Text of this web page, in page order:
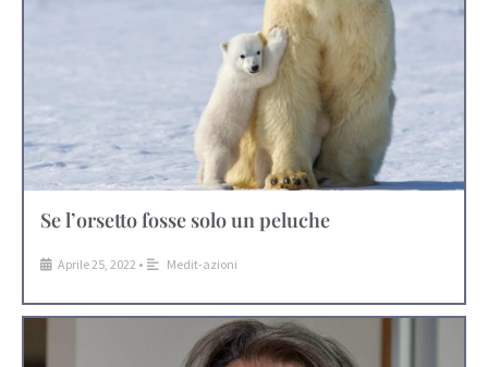
Se l’orsetto fosse solo un peluche
Aprile 25, 2022 • Medit-azioni